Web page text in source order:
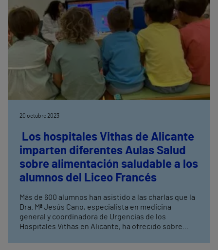
20 octubre 2023
Los hospitales Vithas de Alicante
imparten diferentes Aulas Salud
sobre alimentación saludable a los
alumnos del Liceo Francés
Más de 600 alumnos han asistido a las charlas que la
Dra. Mª Jesús Cano, especialista en medicina
general y coordinadora de Urgencias de los
Hospitales Vithas en Alicante, ha ofrecido sobre